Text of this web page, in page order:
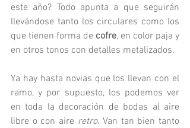
este año? Todo apunta a que seguirán
llevándose tanto los circulares como los
que tienen forma de cofre, en color paja y
en otros tonos con detalles metalizados.
Ya hay hasta novias que los llevan con el
ramo, y por supuesto, los podemos ver
en toda la decoración de bodas al aire
libre o con aire retro. Van tan bien tanto